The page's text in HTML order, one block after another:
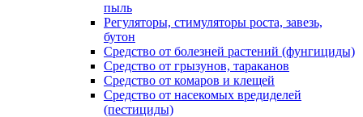
пыль
Регуляторы, стимуляторы роста, завезь,
бутон
Средство от болезней растений (фунгициды)
Средство от грызунов, тараканов
Средство от комаров и клещей
Средство от насекомых вредиделей
(пестициды)